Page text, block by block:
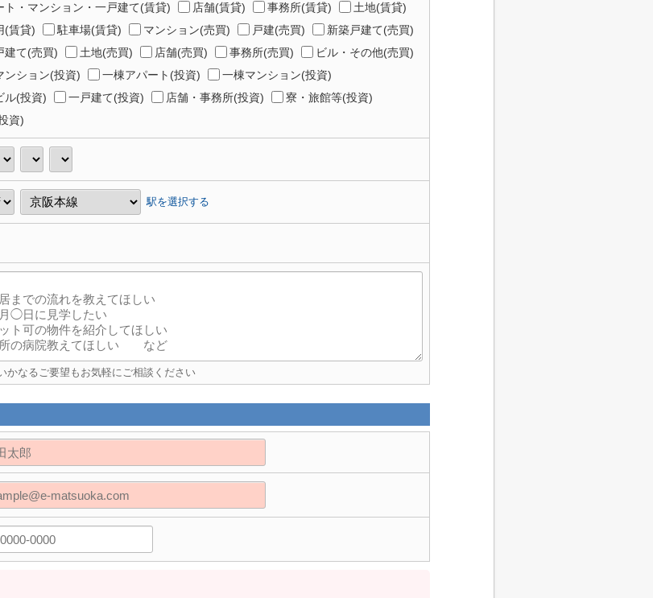
ト・マンション・一戸建て(賃貸) 店舗(賃貸) 事務所(賃貸)
土地(賃貸)
(賃貸)
駐車場(賃貸) マンション(売買) 戸建(売買)
新築戸建て(売買)
建て(売買)
土地(売買) 店舗(売買) 事務所(売買)
ビル・その他(売買)
ンション(投資)
一棟アパート(投資)
一棟マンション(投資)
ル(投資)
一戸建て(投資) 店舗・事務所(投資)
寮・旅館等(投資)
資)
駅を選択する
かなるご要望もお気軽にご相談ください